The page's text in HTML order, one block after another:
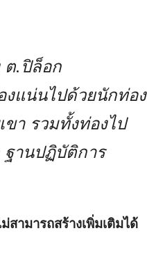
ต.ปิล็อก
แน่นไปด้วยนักท่อง
ขา รวมทั้งท่องไป
ฐานปฏิบัติการ
สามารถสร้างเพิ่มเติมได้